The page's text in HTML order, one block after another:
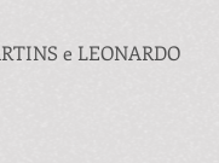
e LEONARDO